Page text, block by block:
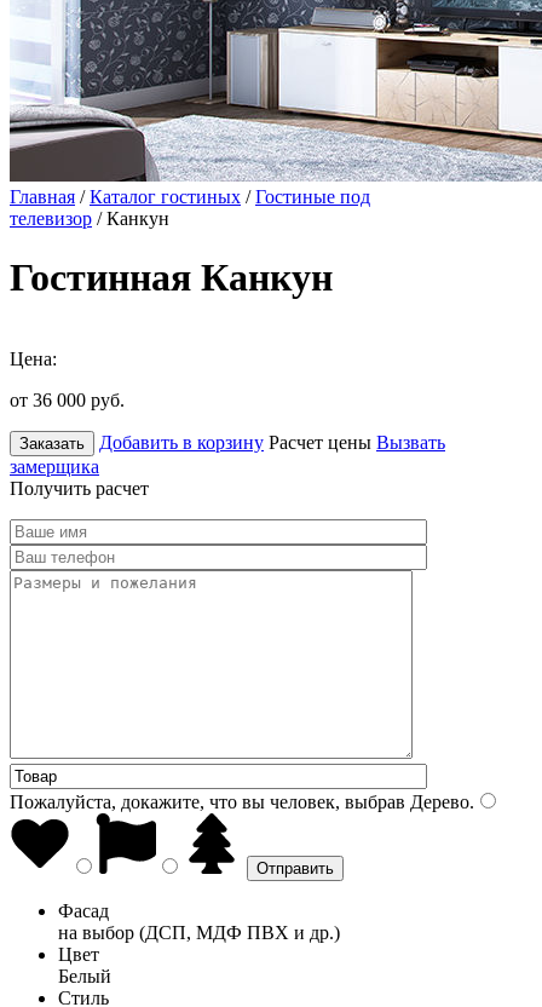
Главная /Каталог гостиных /Гостиные под
телевизор / Канкун
Гостинная Канкун
Цена:
от 36 000 руб.
Заказать Добавить в корзину Расчет цены Вызвать
замерщика
Получить расчет
Пожалуйста, докажите, что вы человек, выбрав Дерево.
Фасад
на выбор (ДСП, МДФ ПВХ и др.)
Цвет
Белый
Стиль